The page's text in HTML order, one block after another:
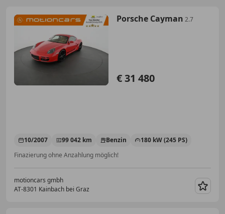
Porsche Cayman 2.7
€ 31 480
10/2007 99 042 km Benzin
180 kW (245 PS)
Finazierung ohne Anzahlung möglich!
motioncars gmbh
AT-8301 Kainbach bei Graz